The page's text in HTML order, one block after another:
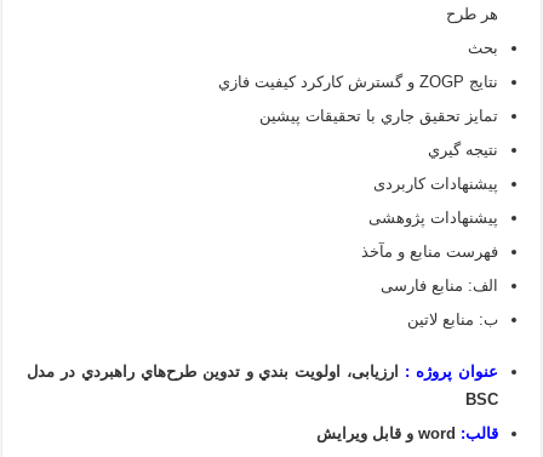
هر طرح
بحث
نتايج ZOGP و گسترش كاركرد كيفيت فازي
تمايز تحقيق جاري با تحقيقات پيشين
نتيجه گيري
پیشنهادات کاربردی
پیشنهادات پژوهشی
فهرست منابع و مآخذ
الف: منابع فارسی
ب: منابع لاتین
عنوان پروژه :
ارزیابی، اولويت بندي و تدوین طرح‌هاي راهبردي در مدل
BSC
قالب: